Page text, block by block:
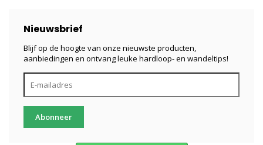
Nieuwsbrief
Blijf op de hoogte van onze nieuwste producten,
aanbiedingen en ontvang leuke hardloop- en wandeltips!
Abonneer